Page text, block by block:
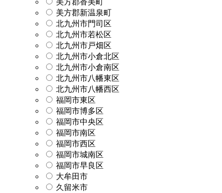
美方郡新温泉町
北九州市門司区
北九州市若松区
北九州市戸畑区
北九州市小倉北区
北九州市小倉南区
北九州市八幡東区
北九州市八幡西区
福岡市東区
福岡市博多区
福岡市中央区
福岡市南区
福岡市西区
福岡市城南区
福岡市早良区
大牟田市
久留米市